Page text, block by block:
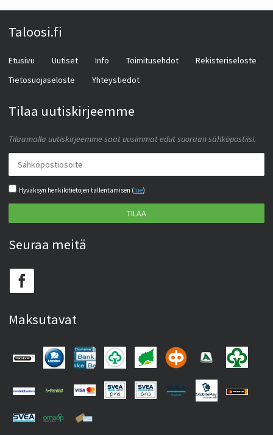
Taloosi.fi
Etusivu Uutiset Info Toimitusehdot
Rekisteriseloste
Tietosuojaseloste
Yhteystiedot
Tilaa uutiskirjeemme
Tilaamalla uutiskirjeemme saat uusimmat edut suoraan sähköpostiisi.
Hyväksyn henkilötietojen tallentamisen (lue)
TILAA
Seuraa meitä
Maksutavat